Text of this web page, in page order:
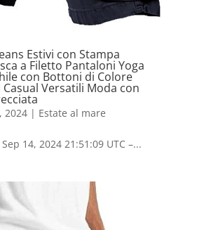
Estivi con Stampa
a Filetto Pantaloni Yoga
con Bottoni di Colore
Versatili Moda con
2024| Estate al mare
14, 2024 21:51:09 UTC –...